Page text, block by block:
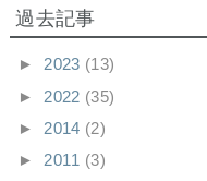
過去記事
► 2023 (13)
► 2022 (35)
► 2014 (2)
► 2011 (3)